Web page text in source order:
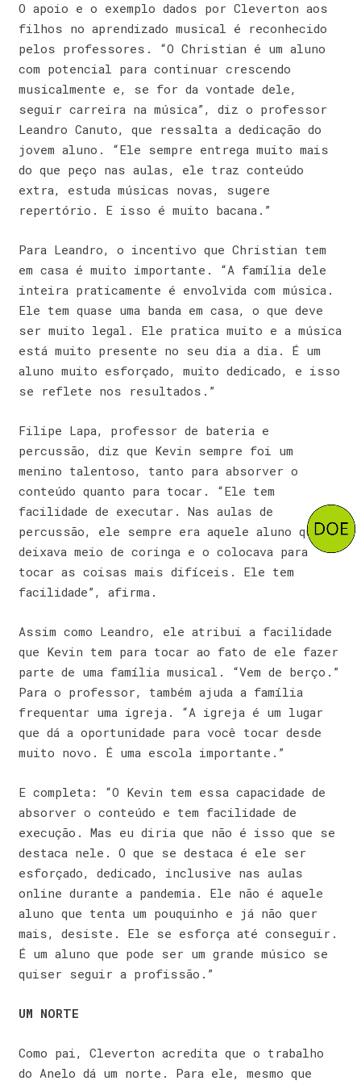
O apoio e o exemplo dados por Cleverton aos
filhos no aprendizado musical é reconhecido
pelos professores. “O Christian é um aluno
com potencial para continuar crescendo
musicalmente e, se for da vontade dele,
seguir carreira na música”, diz o professor
Leandro Canuto, que ressalta a dedicação do
jovem aluno. “Ele sempre entrega muito mais
do que peço nas aulas, ele traz conteúdo
extra, estuda músicas novas, sugere
repertório. E isso é muito bacana.”
Para Leandro, o incentivo que Christian tem
em casa é muito importante. “A família dele
inteira praticamente é envolvida com música.
Ele tem quase uma banda em casa, o que deve
ser muito legal. Ele pratica muito e a música
está muito presente no seu dia a dia. É um
aluno muito esforçado, muito dedicado, e isso
se reflete nos resultados.”
Filipe Lapa, professor de bateria e
percussão, diz que Kevin sempre foi um
menino talentoso, tanto para absorver o
conteúdo quanto para tocar. “Ele tem
facilidade de executar. Nas aulas de
percussão, ele sempre era aquele aluno que eu
deixava meio de coringa e o colocava para
tocar as coisas mais difíceis. Ele tem
facilidade”, afirma.
Assim como Leandro, ele atribui a facilidade
que Kevin tem para tocar ao fato de ele fazer
parte de uma família musical. “Vem de berço.”
Para o professor, também ajuda a família
frequentar uma igreja. “A igreja é um lugar
que dá a oportunidade para você tocar desde
muito novo. É uma escola importante.”
E completa: “O Kevin tem essa capacidade de
absorver o conteúdo e tem facilidade de
execução. Mas eu diria que não é isso que se
destaca nele. O que se destaca é ele ser
esforçado, dedicado, inclusive nas aulas
online durante a pandemia. Ele não é aquele
aluno que tenta um pouquinho e já não quer
mais, desiste. Ele se esforça até conseguir.
É um aluno que pode ser um grande músico se
quiser seguir a profissão.”
UM NORTE
Como pai, Cleverton acredita que o trabalho
do Anelo dá um norte. Para ele, mesmo que